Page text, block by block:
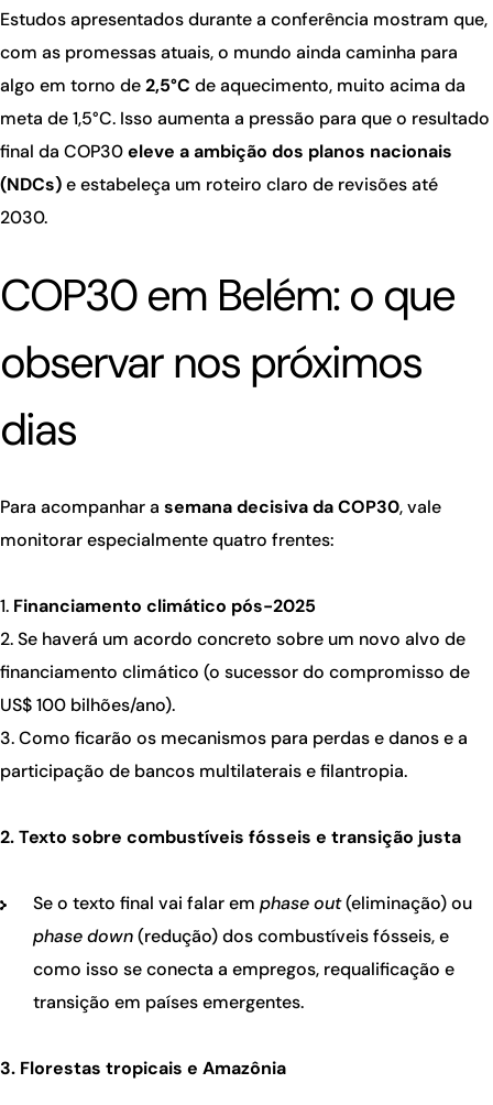
Estudos apresentados durante a conferência mostram que,
com as promessas atuais, o mundo ainda caminha para
algo em torno de2,5°C de aquecimento, muito acima da
meta de 1,5°C. Isso aumenta a pressão para que o resultado
final da COP30eleve a ambição dos planos nacionais
(NDCs)e estabeleça um roteiro claro de revisões até
2030.
COP30 em Belém: o que
observar nos próximos
dias
Para acompanhar a semana decisiva da COP30, vale
monitorar especialmente quatro frentes:
Financiamento climático pós-2025
Se haverá um acordo concreto sobre um novo alvo de
financiamento climático (o sucessor do compromisso de
US$ 100 bilhões/ano).
Como ficarão os mecanismos para perdas e danos e a
participação de bancos multilaterais e filantropia.
2. Texto sobre combustíveis fósseis e transição justa
Se o texto final vai falar em phase out(eliminação) ou
phase down(redução) dos combustíveis fósseis, e
como isso se conecta a empregos, requalificação e
transição em países emergentes.
3. Florestas tropicais e Amazônia